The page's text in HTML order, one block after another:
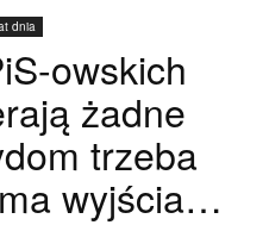
dnia
owskich
żadne
trzeba
wyjścia…